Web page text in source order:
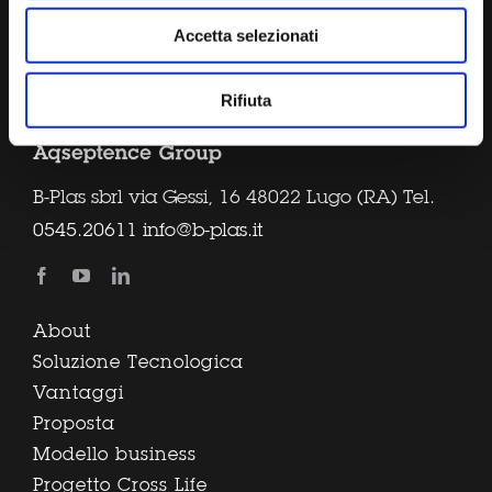
Accetta selezionati
Rifiuta
B-Plas sbrl via Gessi, 16 48022 Lugo (RA) Tel.
0545.20611 info@b-plas.it
About
Soluzione Tecnologica
Vantaggi
Proposta
Modello business
Progetto Cross Life